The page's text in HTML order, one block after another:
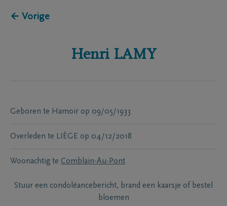
← Vorige
Henri LAMY
Geboren te Hamoir op 09/05/1933
Overleden te LIÈGE op 04/12/2018
Woonachtig te Comblain-Au-Pont
Stuur een condoléancebericht, brand een kaarsje of bestel
bloemen